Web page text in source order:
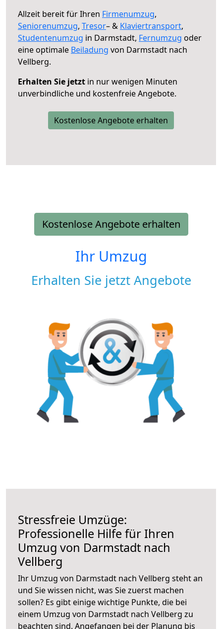
Allzeit bereit für Ihren Firmenumzug,
Seniorenumzug, Tresor– & Klaviertransport,
Studentenumzug in Darmstadt, Fernumzug oder
eine optimale Beiladung von Darmstadt nach
Vellberg.
Erhalten Sie jetzt in nur wenigen Minuten
unverbindliche und kostenfreie Angebote.
Kostenlose Angebote erhalten
Kostenlose Angebote erhalten
Ihr Umzug
Erhalten Sie jetzt Angebote
Stressfreie Umzüge:
Professionelle Hilfe für Ihren
Umzug von Darmstadt nach
Vellberg
Ihr Umzug von Darmstadt nach Vellberg steht an
und Sie wissen nicht, was Sie zuerst machen
sollen? Es gibt einige wichtige Punkte, die bei
einem Umzug von Darmstadt nach Vellberg zu
beachten sind. Angefangen bei der Planung bis